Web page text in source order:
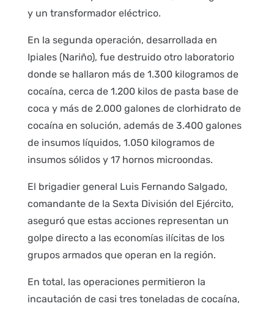
y un transformador eléctrico.
En la segunda operación, desarrollada en
Ipiales (Nariño), fue destruido otro laboratorio
donde se hallaron más de 1.300 kilogramos de
cocaína, cerca de 1.200 kilos de pasta base de
coca y más de 2.000 galones de clorhidrato de
cocaína en solución, además de 3.400 galones
de insumos líquidos, 1.050 kilogramos de
insumos sólidos y 17 hornos microondas.
El brigadier general Luis Fernando Salgado,
comandante de la Sexta División del Ejército,
aseguró que estas acciones representan un
golpe directo a las economías ilícitas de los
grupos armados que operan en la región.
En total, las operaciones permitieron la
incautación de casi tres toneladas de cocaína,